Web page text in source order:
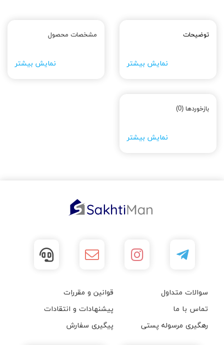
توضیحات
نمایش بیشتر
مشخصات محصول
نمایش بیشتر
بازخوردها (0)
نمایش بیشتر
سوالات متداول
قوانین و مقررات
تماس با ما
پیشنهادات و انتقادات
رهگیری مرسوله پستی
پیگیری سفارش